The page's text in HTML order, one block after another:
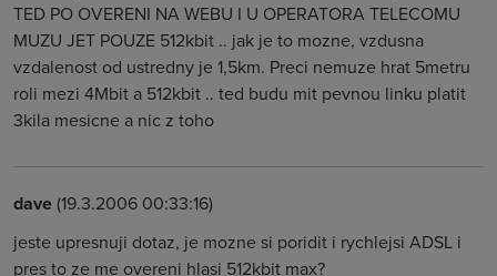
TED PO OVERENI NA WEBU I U OPERATORA TELECOMU
MUZU JET POUZE 512kbit .. jak je to mozne, vzdusna
vzdalenost od ustredny je 1,5km. Preci nemuze hrat 5metru
roli mezi 4Mbit a 512kbit .. ted budu mit pevnou linku platit
3kila mesicne a nic z toho
dave(19.3.2006 00:33:16)
jeste upresnuji dotaz, je mozne si poridit i rychlejsi ADSL i
pres to ze me overeni hlasi 512kbit max?